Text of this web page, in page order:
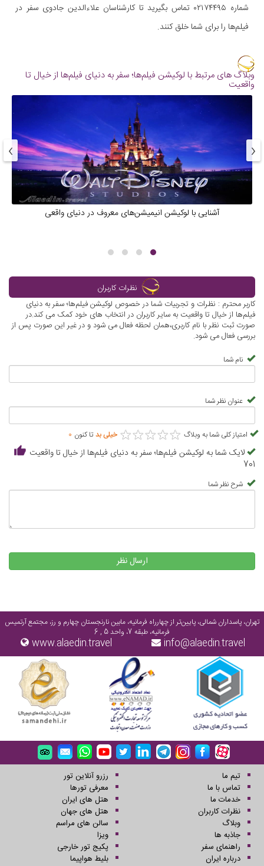
شماره ۰۲۱۷۴۴۹۵ تماس بگیرید تا کارشناسان علاءالدین جادوی سفر در
فیلم‌ها را برای شما خلق کنند.
وبلاگ های مرتبط با لوکیشن فیلم‌ها؛ سفر به دنیای فیلم‌ها از خیال تا
واقعیت
آشنایی با لوکیشن انیمیشن‌های معروف در دنیای واقعی
‹
›
نظرات کاربران
کاربر محترم : نظرات و تجربیات شما در خصوص لوکیشن فیلم‌ها؛ سفر به دنیای
فیلم‌ها از خیال تا واقعیت به سایر کاربران در انتخاب های خود کمک می کند.در
صورت ثبت نظر با نام کاربری،همان لحظه فعال می شود و در غیر این صورت پس از
بررسی فعال می شود.
نام شما
عنوان نظر شما
امتیاز کلی شما به وبلاگ ★★★★★
★★★★★ خیلی بد تا کنون 0
لایک شما به لوکیشن فیلم‌ها؛ سفر به دنیای فیلم‌ها از خیال تا واقعیت
701
شرح نظر شما
ارسال نظر
تهران، پاسداران شمالی، پایین‌تر از چهارراه فرمانیه، مابین نارنجستان چهارم و رز، مجتمع آرتمیس
فرمانیه، طبقه 7، واحد 5 , 6
info@alaedin.travel
www.alaedin.travel
تیم ما
تماس با ما
خدمات ما
نظرات کاربران
وبلاگ
جاذبه ها
راهنمای سفر
درباره ایران
رزرو آنلاین تور
معرفی تورها
هتل های ایران
هتل های جهان
سالن های مراسم
ویزا
پکیج تور خارجی
بلیط هواپیما